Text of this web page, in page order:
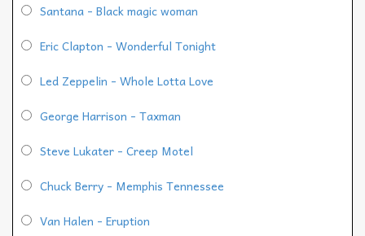
Santana - Black magic woman
Eric Clapton - Wonderful Tonight
Led Zeppelin - Whole Lotta Love
George Harrison - Taxman
Steve Lukater - Creep Motel
Chuck Berry - Memphis Tennessee
Van Halen - Eruption